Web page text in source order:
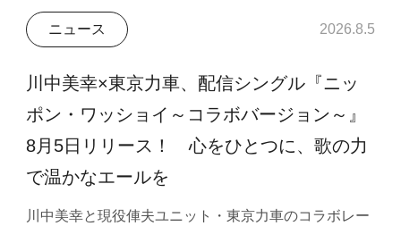
ニュース 2026.8.5
川中美幸×東京力車、配信シングル『ニッ
ポン・ワッショイ～コラボバージョン～』
8月5日リリース！ 心をひとつに、歌の力
で温かなエールを
川中美幸と現役俥夫ユニット・東京力車のコラボレー